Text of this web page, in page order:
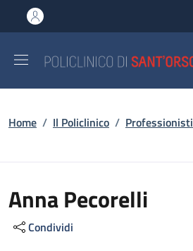
al contenuto principale
to footer content
Briciole di pane
Home / Il Policlinico / Professionisti
Anna Pecorelli
Condividi